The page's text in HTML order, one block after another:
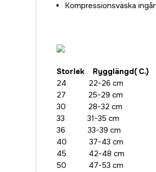
Kompressionsväska ingår
Storlek Rygglängd( C.)
24 22-26 cm
27 25-29 cm
30 28-32 cm
33 31-35 cm
36 33-39 cm
40 37-43 cm
45 42-48 cm
50 47-53 cm